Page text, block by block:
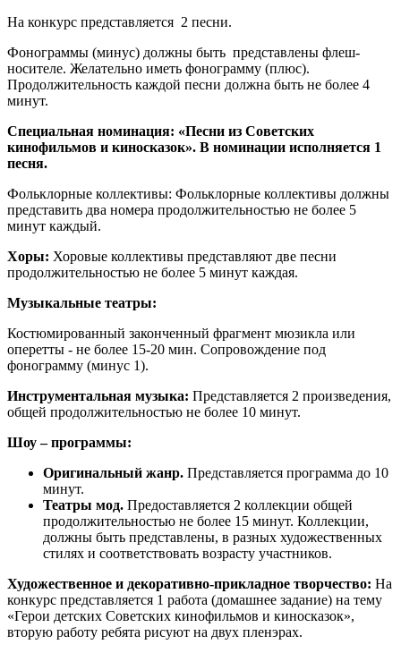
На конкурс представляется 2 песни.
Фонограммы (минус) должны быть представлены флеш-
носителе. Желательно иметь фонограмму (плюс).
Продолжительность каждой песни должна быть не более 4
минут.
Специальная номинация: «Песни из Советских
кинофильмов и киносказок». В номинации исполняется 1
песня.
Фольклорные коллективы: Фольклорные коллективы должны
представить два номера продолжительностью не более 5
минут каждый.
Хоры: Хоровые коллективы представляют две песни
продолжительностью не более 5 минут каждая.
Музыкальные театры:
Костюмированный законченный фрагмент мюзикла или
оперетты - не более 15-20 мин. Сопровождение под
фонограмму (минус 1).
Инструментальная музыка: Представляется 2 произведения,
общей продолжительностью не более 10 минут.
Шоу – программы:
Оригинальный жанр. Представляется программа до 10
минут.
Театры мод. Предоставляется 2 коллекции общей
продолжительностью не более 15 минут. Коллекции,
должны быть представлены, в разных художественных
стилях и соответствовать возрасту участников.
Художественное и декоративно-прикладное творчество: На
конкурс представляется 1 работа (домашнее задание) на тему
«Герои детских Советских кинофильмов и киносказок»,
вторую работу ребята рисуют на двух пленэрах.